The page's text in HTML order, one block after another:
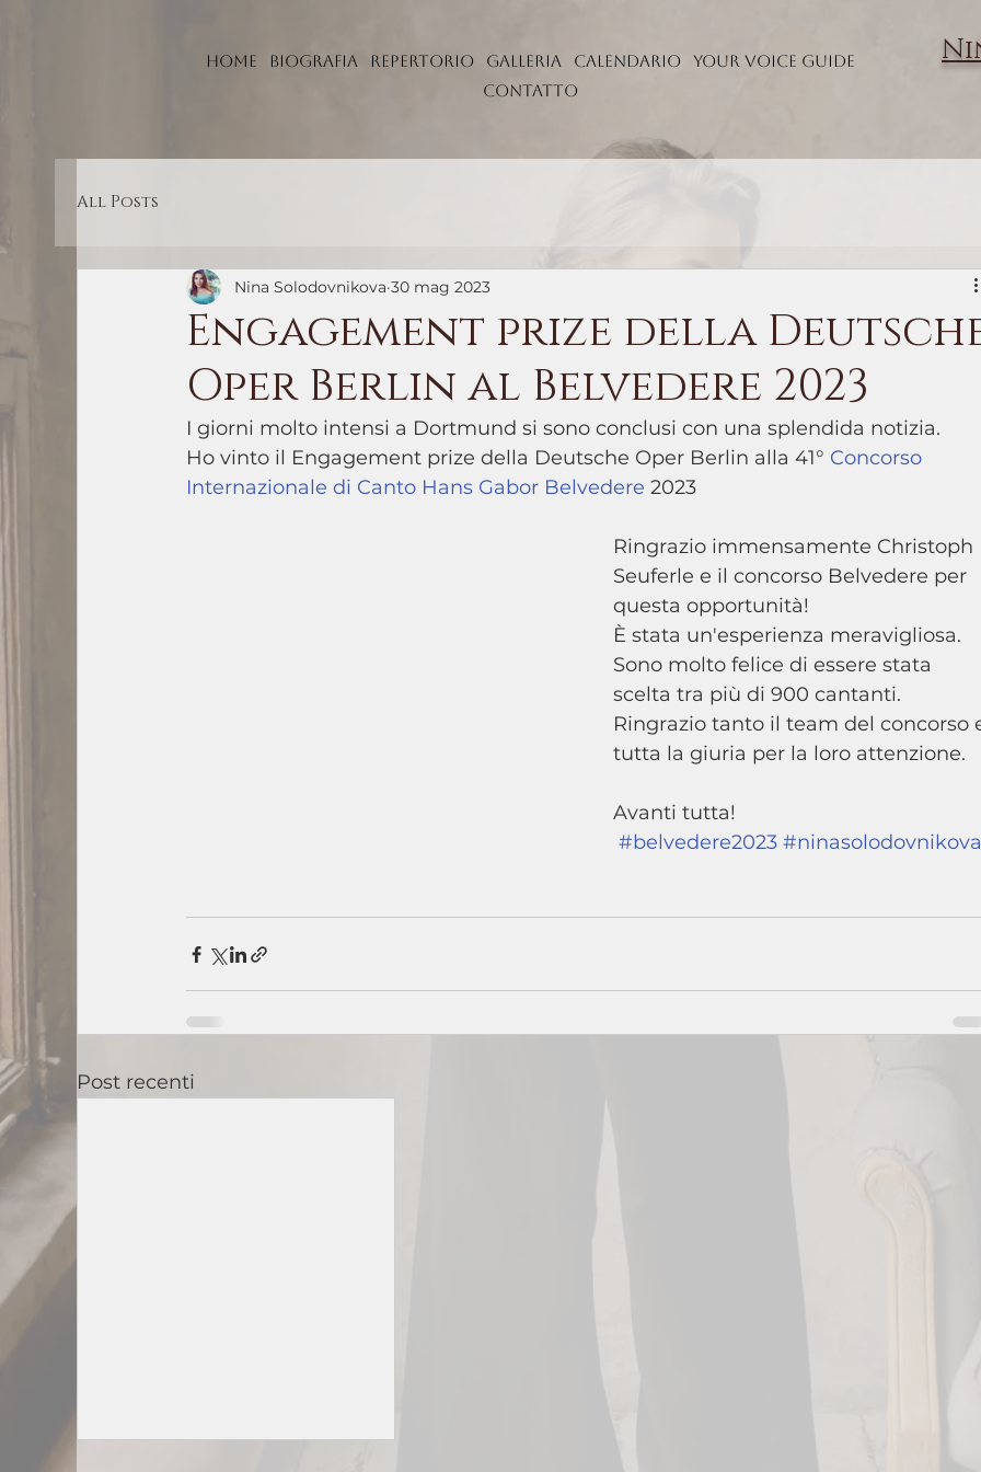
Home Biografia Repertorio Galleria Calendario
Your Voice Guide
Contatto
All Posts
Engagement prize della
Oper Berlin al Belvedere 2023
Nina Solodovnikova 30 mag 2023
I giorni molto intensi a Dortmund si sono conclusi con una splendida notizia.
Ho vinto il Engagement prize della Deutsche Oper Berlin alla 41° Concorso
Internazionale di Canto Hans Gabor Belvedere 2023
Ringrazio immensamente Christoph
Seuferle e il concorso Belvedere per
questa opportunità!
È stata un'esperienza meravigliosa.
Sono molto felice di essere stata
scelta tra più di 900 cantanti.
Ringrazio tanto il team del concorso
tutta la giuria per la loro attenzione.
Avanti tutta!
#belvedere2023 #ninasolodovnikova
Post recenti